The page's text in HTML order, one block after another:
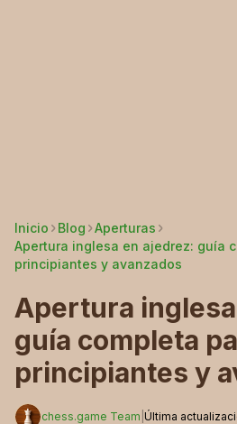
Inicio Blog
Aperturas
Apertura inglesa en ajedrez: guía completa para
principiantes y avanzados
Apertura
guía completa
principiantes y
chess.game Team Última